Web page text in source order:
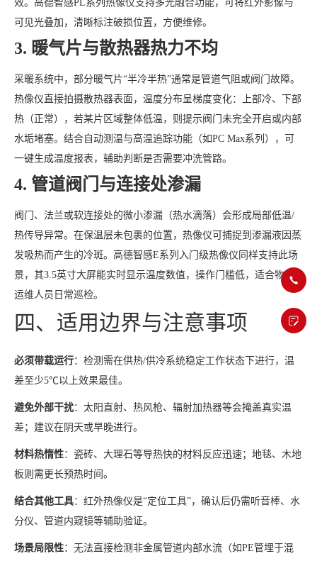
效。高德智感PL系列热像仪支持多光融合功能，可将红外影像与
可见光叠加，清晰标注破损位置，方便维修。
3. 暖气片与散热器热力不均
采暖系统中，部分暖气片“半冷半热”通常是管道气阻或阀门故障。
热像仪直接拍摄散热器表面，温度分布呈梯度变化：上部冷、下部
热（正常），若某片区域整体低温，则提示阀门未完全开启或内部
水垢堵塞。结合自动测温与高温追踪功能（如PC Max系列），可
一键生成温度报表，辅助判断是否需要冲洗管路。
4. 管道阀门与连接处渗漏
阀门、法兰或软连接处的微小渗漏（热水滴落）会形成局部低温/
热传导异常。在保温层未包裹的位置，热像仪可捕捉到渗漏液因蒸
发吸热而产生的冷斑。高德智感E系列入门级热像仪同样支持此场
景，其3.5英寸大屏能实时显示温度数值，操作门槛低，适合物业
运维人员日常巡检。
四、适用边界与注意事项
必须带载运行：检测需在供热/供冷系统稳定工作状态下进行，温
差至少5℃以上效果最佳。
避免外部干扰：太阳直射、热风枪、辐射加热器等会掩盖真实温
差；建议在阴天或早晚进行。
材料热惰性：瓷砖、大理石等导热快的材料反应迅速；地毯、木地
板则需更长预热时间。
结合其他工具：红外热像仪是“定位工具”，确认后仍需听音棒、水
分仪、管道内窥镜等辅助验证。
场景局限性：无法直接检测非金属管道内部水流（如PE管埋于混